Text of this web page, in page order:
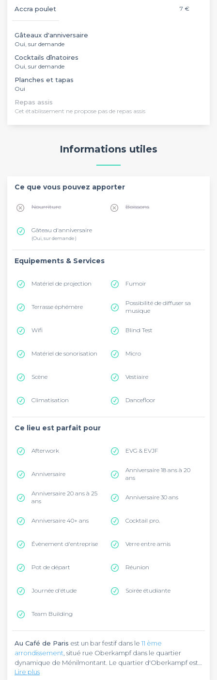
Accra poulet 7 €
Gâteaux d'anniversaire
Oui, sur demande
Cocktails dînatoires
Oui, sur demande
Planches et tapas
Oui
Repas assis
Cet établissement ne propose pas de repas assis
Informations utiles
Ce que vous pouvez apporter
Nourriture Boissons
Gâteau d'anniversaire
(Oui, sur demande )
Equipements & Services
Matériel de projection Fumoir
Terrasse éphémère
Possibilité de diffuser sa
musique
Wifi Blind Test
Matériel de sonorisation Micro
Scène Vestiaire
Climatisation Dancefloor
Ce lieu est parfait pour
Afterwork EVG & EVJF
Anniversaire
Anniversaire 18 ans à 20
ans
Anniversaire 20 ans à 25
ans
Anniversaire 30 ans
Anniversaire 40+ ans Cocktail pro.
Évènement d'entreprise Verre entre amis
Pot de départ Réunion
Journée d'étude Soirée étudiante
Team Building
Au Café de Paris est un bar festif dans le 11 ème
arrondissement , situé rue Oberkampf dans le quartier
dynamique de Ménilmontant. Le quartier d'Oberkampf est
reconnu pour son ambiance festive et vivante, avec ses
Lire plus